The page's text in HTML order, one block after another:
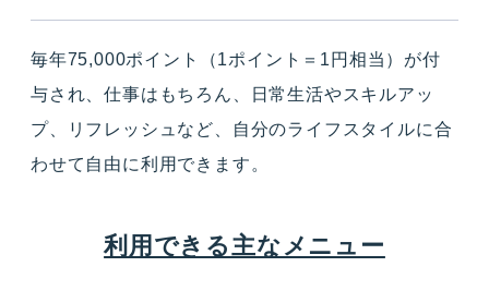
毎年75,000ポイント（1ポイント＝1円相当）が付
与され、仕事はもちろん、日常生活やスキルアッ
プ、リフレッシュなど、自分のライフスタイルに合
わせて自由に利用できます。
利用できる主なメニュー